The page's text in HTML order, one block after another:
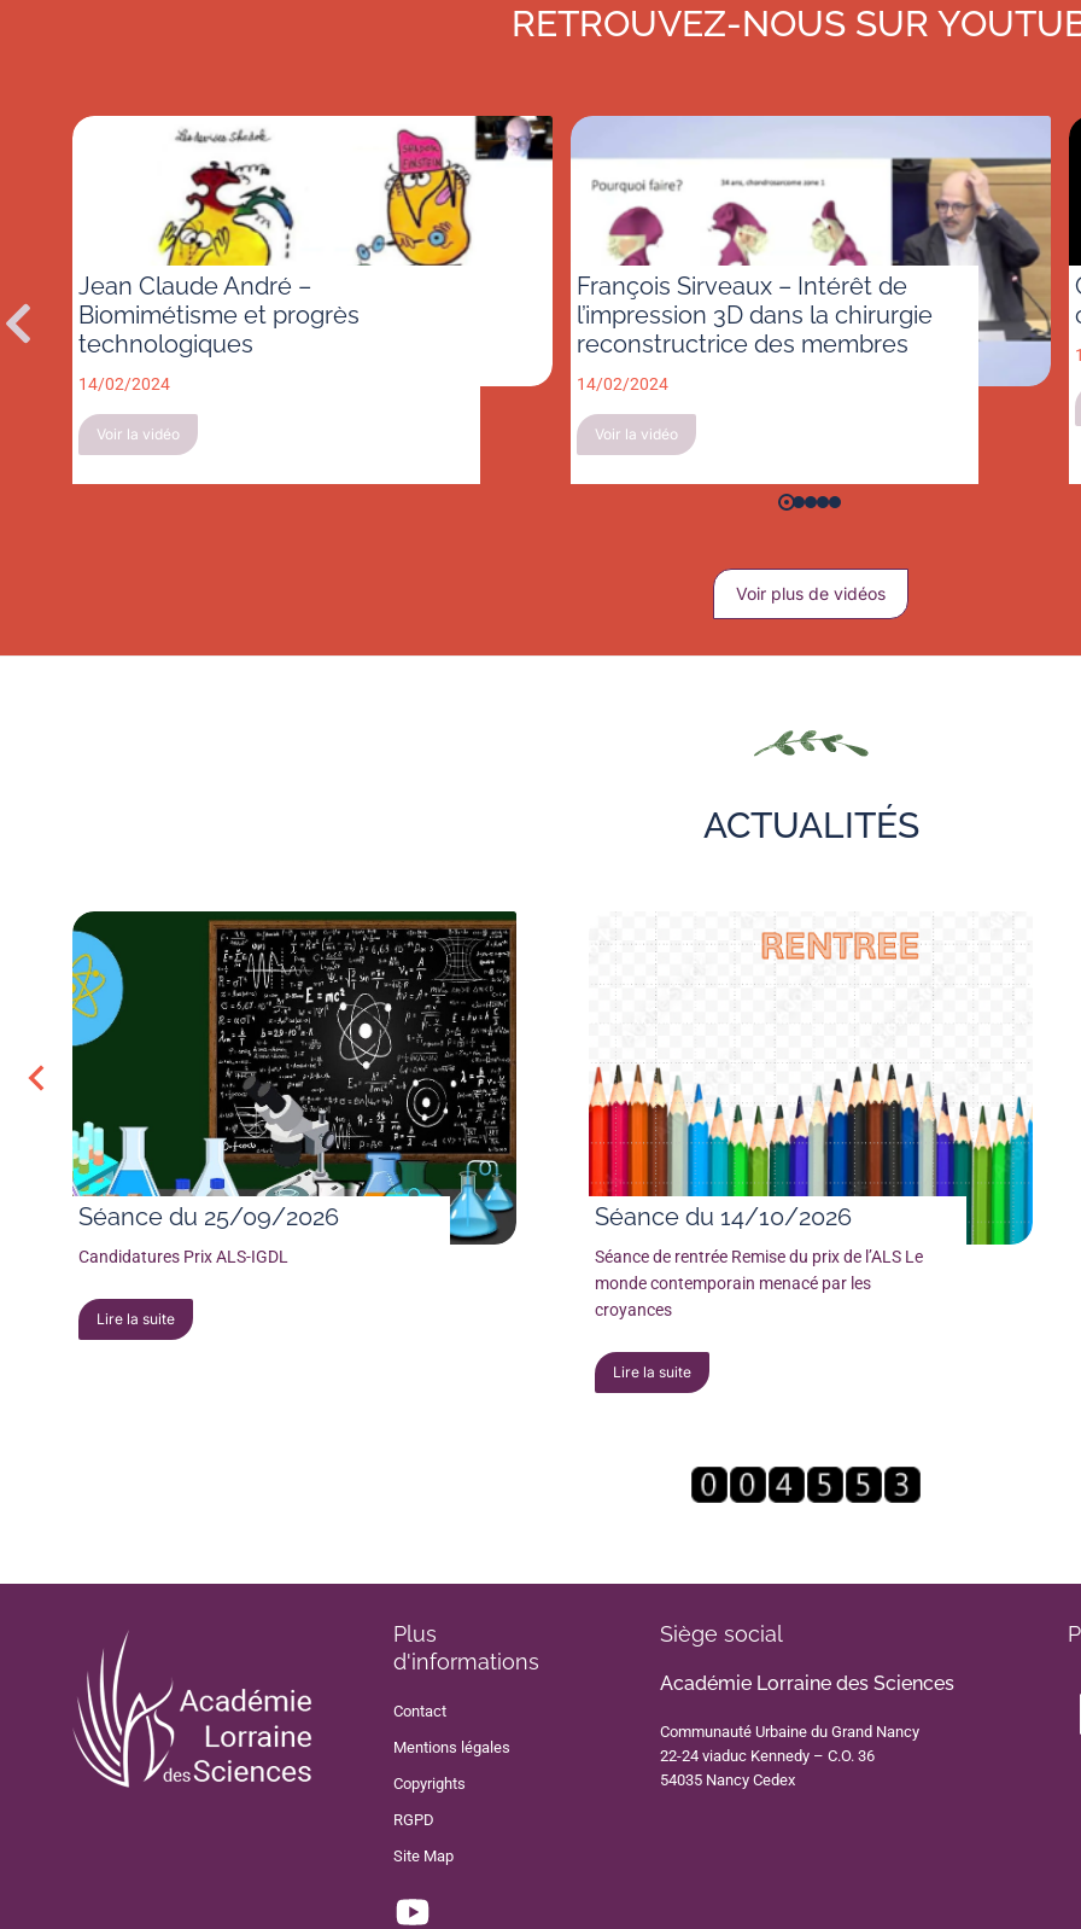
RETROUVEZ-NOUS SUR
Jean Claude André –
Biomimétisme et progrès
technologiques
14/02/2024
Voir la vidéo
François Sirveaux – Intérêt de
l’impression 3D dans la chirurgie
reconstructrice des membres
14/02/2024
Voir la vidéo
Voir plus de vidéos
ACTUALITÉS
Séance du 25/09/2026
Candidatures Prix ALS-IGDL
Lire la suite
Séance du 14/10/2026
Séance de rentrée Remise du prix de l’ALS Le
monde contemporain menacé par les
croyances
Lire la suite
Plus
d'informations
Contact
Mentions légales
Copyrights
RGPD
Site Map
Siège social
Académie Lorraine des Sciences
Communauté Urbaine du Grand Nancy
22-24 viaduc Kennedy – C.O. 36
54035 Nancy Cedex